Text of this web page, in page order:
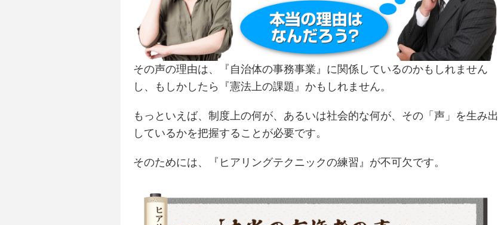
その声の理由は、『自治体の事務事業』に関係しているのかもしれません
し、もしかしたら『憲法上の課題』かもしれません。
もっといえば、制度上の何が、あるいは社会的な何が、その「声」を生み出
しているかを把握することが必要です。
そのためには、『ヒアリングテクニックの練習』が不可欠です。